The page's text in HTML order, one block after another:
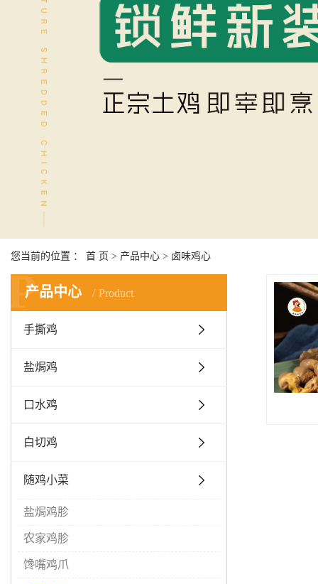
您当前的位置 ： 首 页 > 产品中心 > 卤味鸡心
产品中心 Product
P
手撕鸡
盐焗鸡
口水鸡
白切鸡
随鸡小菜
盐焗鸡胗
农家鸡胗
馋嘴鸡爪